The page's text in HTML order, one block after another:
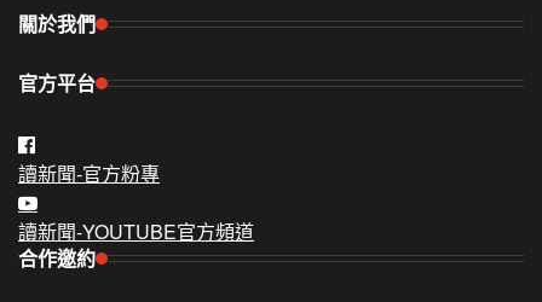
關於我們
官方平台
讀新聞-官方粉專
讀新聞-YOUTUBE官方頻道
合作邀約